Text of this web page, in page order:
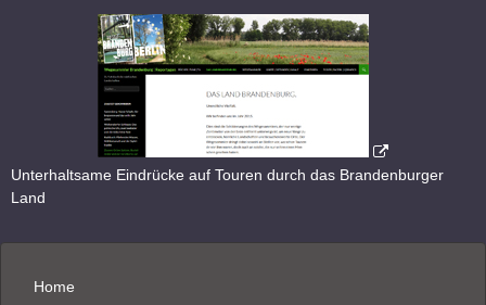
Unterhaltsame Eindrücke auf Touren durch das Brandenburger
Land
Home